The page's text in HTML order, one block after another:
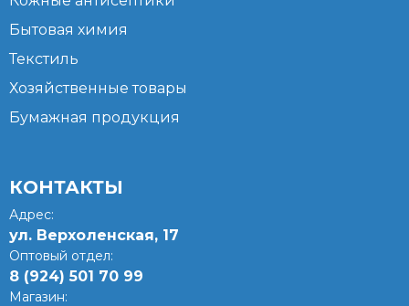
Бытовая химия
Текстиль
Хозяйственные товары
Бумажная продукция
КОНТАКТЫ
Адрес:
ул. Верхоленская, 17​
Оптовый отдел:
8 (924) 501 70 99
Магазин: